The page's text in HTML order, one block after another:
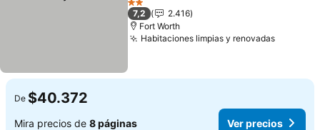
Ver precios
2 Estrellas
7,2
2.416
Fort Worth
Habitaciones limpias y renovadasVer
De $40.372
Mira precios de 8 páginas Ver precios